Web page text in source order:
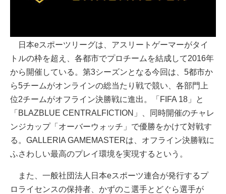
日本eスポーツリーグは、アスリートゲーマーがタイ
トルの枠を超え、各都市でプロチームを結成して2016年
から開催している。第3シーズンとなる今回は、5都市か
ら5チームがオンラインの総当たり戦で競い、各部門上
位2チームがオフライン決勝戦に進出。「FIFA 18」と
「BLAZBLUE CENTRALFICTION」、同時開催のチャレ
ンジカップ「オーバーウォッチ」で優勝をかけて対戦す
る。GALLERIA GAMEMASTERは、オフライン決勝戦に
ふさわしい最高のプレイ環境を実現するという。
また、一般社団法人日本eスポーツ連合が発行するプ
ロライセンスの保持者、かずのこ選手とどぐら選手が